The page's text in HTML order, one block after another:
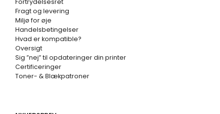
Fortrydelsesret
Fragt og levering
Miljø for øje
Handelsbetingelser
Hvad er kompatible?
Oversigt
Sig ”nej” til opdateringer din printer
Certificeringer
Toner- & Blækpatroner